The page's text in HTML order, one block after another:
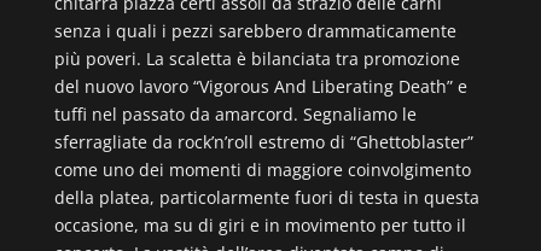
senza i quali i pezzi sarebbero drammaticamente
più poveri. La scaletta è bilanciata tra promozione
del nuovo lavoro “Vigorous And Liberating Death” e
tuffi nel passato da amarcord. Segnaliamo le
sferragliate da rock’n’roll estremo di “Ghettoblaster”
come uno dei momenti di maggiore coinvolgimento
della platea, particolarmente fuori di testa in questa
occasione, ma su di giri e in movimento per tutto il